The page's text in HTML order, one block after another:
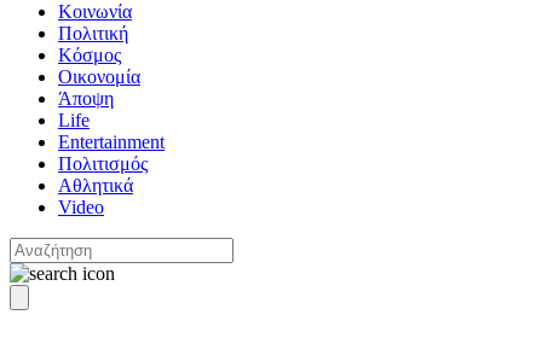
Κοινωνία
Πολιτική
Κόσμος
Οικονομία
Άποψη
Life
Entertainment
Πολιτισμός
Αθλητικά
Video